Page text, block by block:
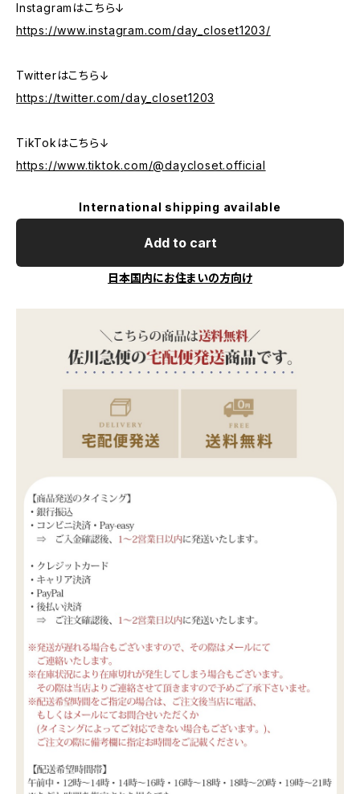
Instagramはこちら↓
https://www.instagram.com/day_closet1203/
Twitterはこちら↓
https://twitter.com/day_closet1203
TikTokはこちら↓
https://www.tiktok.com/@daycloset.official
International shipping available
Add to cart
日本国内にお住まいの方向け